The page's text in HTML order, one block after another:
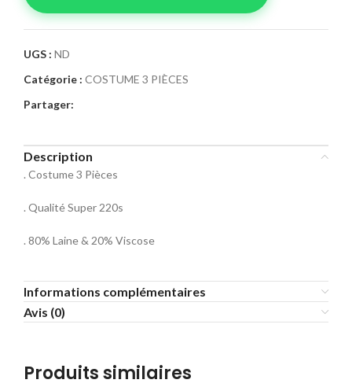
Sélectionnez la taille pour le produit
Taille Costume
46
52 54
UGS : ND
Catégorie : COSTUME 3 PIÈCES
Partager:
Description
. Costume 3 Pièces
. Qualité Super 220s
. 80% Laine & 20% Viscose
Informations complémentaires
Avis (0)
Produits similaires